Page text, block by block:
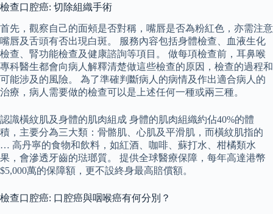
檢查口腔癌: 切除組織手術
首先，觀察自己的面頰是否對稱，嘴唇是否為粉紅色，亦需注意
嘴唇及舌頭有否出現白斑。 服務內容包括身體檢查、血液生化
檢查、腎功能檢查及健康諮詢等項目。 做每項檢查前，耳鼻喉
專科醫生都會向病人解釋清楚做這些檢查的原因，檢查的過程和
可能涉及的風險。 為了準確判斷病人的病情及作出適合病人的
治療，病人需要做的檢查可以是上述任何一種或兩三種。
認識橫紋肌及身體的肌肉組成 身體的肌肉組織約佔40%的體
積，主要分為三大類：骨骼肌、心肌及平滑肌，而橫紋肌指的
… 高丹寧的食物和飲料，如紅酒、咖啡、蘇打水、柑橘類水
果，會滲透牙齒的琺瑯質。 提供全球醫療保障，每年高達港幣
$5,000萬的保障額，更不設終身最高賠償額。
檢查口腔癌: 口腔癌與咽喉癌有何分別？